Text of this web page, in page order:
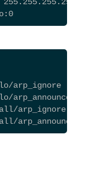
arp_ignore
arp_ignore
arp_announce